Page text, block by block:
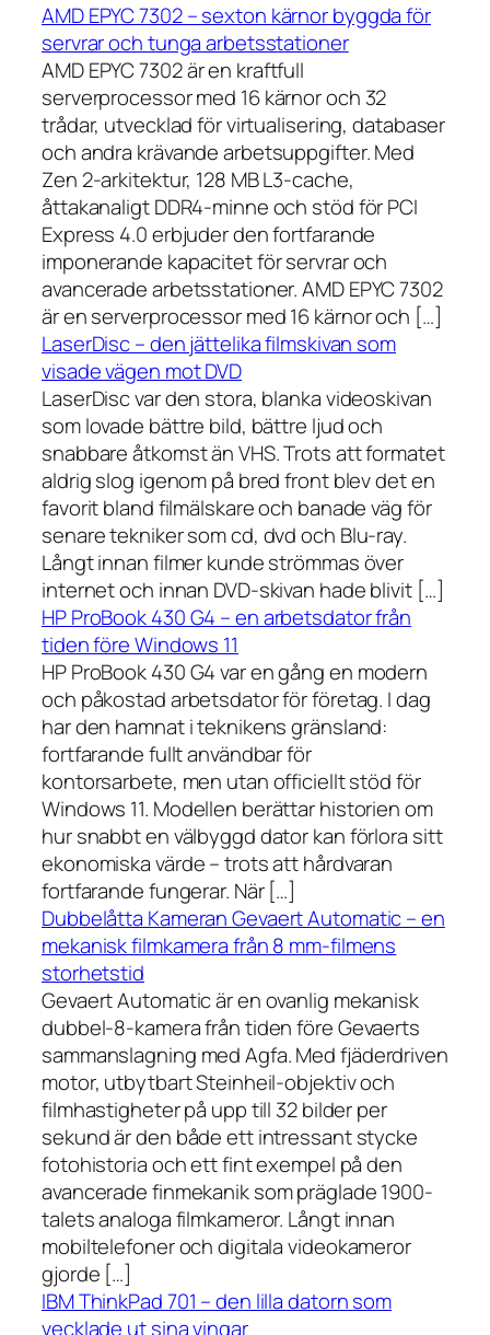
AMD EPYC 7302 – sexton kärnor byggda för
servrar och tunga arbetsstationer
AMD EPYC 7302 är en kraftfull
serverprocessor med 16 kärnor och 32
trådar, utvecklad för virtualisering, databaser
och andra krävande arbetsuppgifter. Med
Zen 2-arkitektur, 128 MB L3-cache,
åttakanaligt DDR4-minne och stöd för PCI
Express 4.0 erbjuder den fortfarande
imponerande kapacitet för servrar och
avancerade arbetsstationer. AMD EPYC 7302
är en serverprocessor med 16 kärnor och […]
LaserDisc – den jättelika filmskivan som
visade vägen mot DVD
LaserDisc var den stora, blanka videoskivan
som lovade bättre bild, bättre ljud och
snabbare åtkomst än VHS. Trots att formatet
aldrig slog igenom på bred front blev det en
favorit bland filmälskare och banade väg för
senare tekniker som cd, dvd och Blu-ray.
Långt innan filmer kunde strömmas över
internet och innan DVD-skivan hade blivit […]
HP ProBook 430 G4 – en arbetsdator från
tiden före Windows 11
HP ProBook 430 G4 var en gång en modern
och påkostad arbetsdator för företag. I dag
har den hamnat i teknikens gränsland:
fortfarande fullt användbar för
kontorsarbete, men utan officiellt stöd för
Windows 11. Modellen berättar historien om
hur snabbt en välbyggd dator kan förlora sitt
ekonomiska värde – trots att hårdvaran
fortfarande fungerar. När […]
Dubbelåtta Kameran Gevaert Automatic – en
mekanisk filmkamera från 8 mm-filmens
storhetstid
Gevaert Automatic är en ovanlig mekanisk
dubbel-8-kamera från tiden före Gevaerts
sammanslagning med Agfa. Med fjäderdriven
motor, utbytbart Steinheil-objektiv och
filmhastigheter på upp till 32 bilder per
sekund är den både ett intressant stycke
fotohistoria och ett fint exempel på den
avancerade finmekanik som präglade 1900-
talets analoga filmkameror. Långt innan
mobiltelefoner och digitala videokameror
gjorde […]
IBM ThinkPad 701 – den lilla datorn som
vecklade ut sina vingar